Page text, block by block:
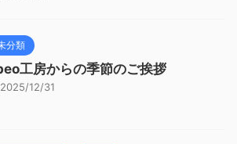
分類
工房からの季節のご挨拶
2025/12/31